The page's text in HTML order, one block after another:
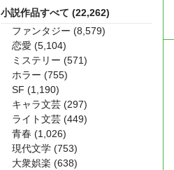
小説作品すべて (22,262)
ファンタジー (8,579)
恋愛 (5,104)
ミステリー (571)
ホラー (755)
SF (1,190)
キャラ文芸 (297)
ライト文芸 (449)
青春 (1,026)
現代文学 (753)
大衆娯楽 (638)